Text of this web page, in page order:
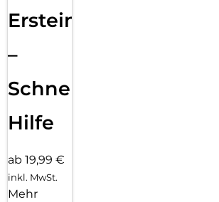
Ersteinrichtung
–
Schnelle
Hilfe
ab 19,99 €
inkl. MwSt.
Mehr